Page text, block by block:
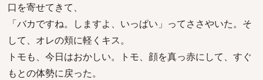
口を寄せてきて、
「バカですね。しますよ、いっぱい」ってささやいた。そ
して、オレの頬に軽くキス。
トモも、今日はおかしい。トモ、顔を真っ赤にして、すぐ
もとの体勢に戻った。